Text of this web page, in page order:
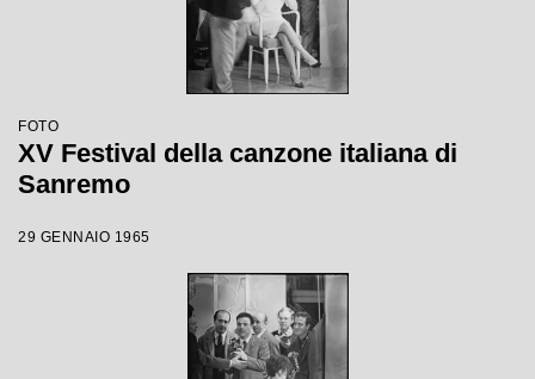
FOTO
XV Festival della canzone italiana di
Sanremo
29 GENNAIO 1965